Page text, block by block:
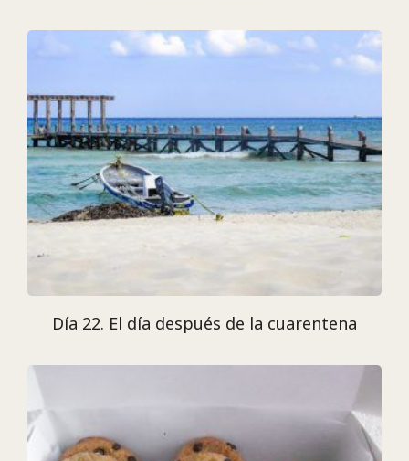
Día 22. El día después de la cuarentena